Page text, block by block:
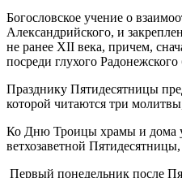
Богословское учение о
Александрийского, и
не ранее XII века, причем,
посреди глухого
Празднику Пятидесятницы
которой читаются три
Ко Дню Троицы храмы и дома у
ветхозаветной
Первый понедельник после